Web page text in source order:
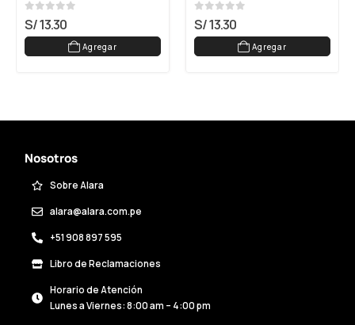
0 out of 5
S/13.30
Agregar
0 out of 5
S/13.30
Agregar
Nosotros
Sobre Alara
alara@alara.com.pe
+51 908 897 595
Libro de Reclamaciones
Horario de Atención
Lunes a Viernes: 8:00 am – 4:00 pm